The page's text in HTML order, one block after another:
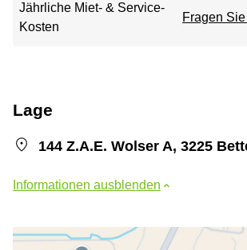
Jährliche Miet- & Service-
Kosten
Fragen
Lage
144 Z.A.E. Wolser A, 3225
Informationen ausblenden